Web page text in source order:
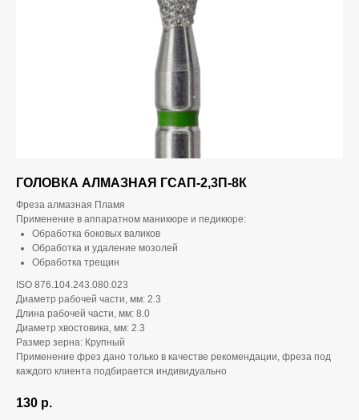
ГОЛОВКА АЛМАЗНАЯ ГСАП-2,3П-8К
Фреза алмазная Пламя
Применение в аппаратном маникюре и педикюре:
Обработка боковых валиков
Обработка и удаление мозолей
Обработка трещин
ISO 876.104.243.080.023
Диаметр рабочей части, мм: 2.3
Длина рабочей части, мм: 8.0
Диаметр хвостовика, мм: 2.3
Размер зерна: Крупный
Применение фрез дано только в качестве рекомендации, фреза под
каждого клиента подбирается индивидуально
130 р.